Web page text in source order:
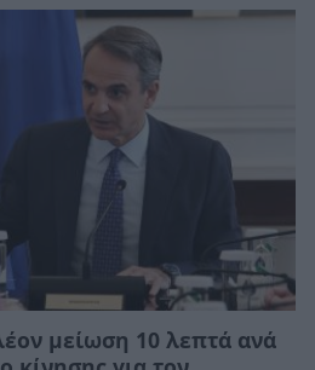
μείωση 10 λεπτά ανά